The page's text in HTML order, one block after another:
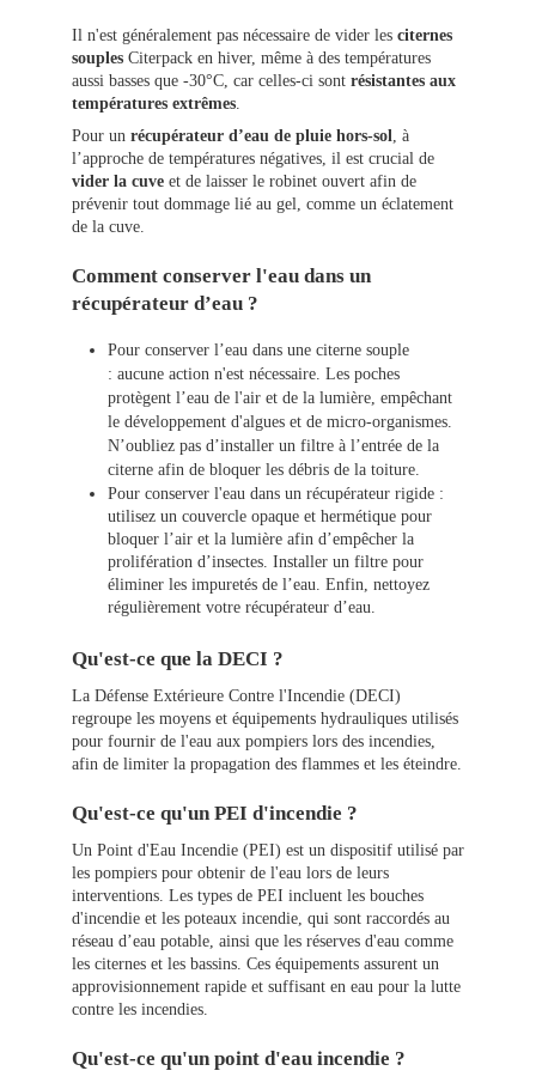
Il n'est généralement pas nécessaire de vider les citernes
souples Citerpack en hiver, même à des températures
aussi basses que -30°C, car celles-ci sont résistantes aux
températures extrêmes.
Pour un récupérateur d’eau de pluie hors-sol, à
l’approche de températures négatives, il est crucial de
vider la cuve et de laisser le robinet ouvert afin de
prévenir tout dommage lié au gel, comme un éclatement
de la cuve.
Comment conserver l'eau dans un
récupérateur d’eau ?
Pour conserver l’eau dans une citerne souple
: aucune action n'est nécessaire. Les poches
protègent l’eau de l'air et de la lumière, empêchant
le développement d'algues et de micro-organismes.
N’oubliez pas d’installer un filtre à l’entrée de la
citerne afin de bloquer les débris de la toiture.
Pour conserver l'eau dans un récupérateur rigide :
utilisez un couvercle opaque et hermétique pour
bloquer l’air et la lumière afin d’empêcher la
prolifération d’insectes. Installer un filtre pour
éliminer les impuretés de l’eau. Enfin, nettoyez
régulièrement votre récupérateur d’eau.
Qu'est-ce que la DECI ?
La Défense Extérieure Contre l'Incendie (DECI)
regroupe les moyens et équipements hydrauliques utilisés
pour fournir de l'eau aux pompiers lors des incendies,
afin de limiter la propagation des flammes et les éteindre.
Qu'est-ce qu'un PEI d'incendie ?
Un Point d'Eau Incendie (PEI) est un dispositif utilisé par
les pompiers pour obtenir de l'eau lors de leurs
interventions. Les types de PEI incluent les bouches
d'incendie et les poteaux incendie, qui sont raccordés au
réseau d’eau potable, ainsi que les réserves d'eau comme
les citernes et les bassins. Ces équipements assurent un
approvisionnement rapide et suffisant en eau pour la lutte
contre les incendies.
Qu'est-ce qu'un point d'eau incendie ?